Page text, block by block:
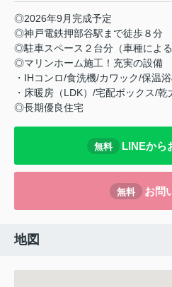
◎2026年9月完成予定
◎神戸電鉄押部谷駅まで徒歩８分
◎駐車スペース２台分（車種による
◎マリンホーム施工！充実の設備
・IHコンロ/食洗機/カワック/保温
・床暖房（LDK）/宅配ボックス/乾
◎長期優良住宅
無料 LINEから
無料 お問
地図